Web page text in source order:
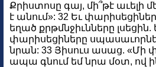
Քրիստոսը գայ, մի՞թէ
է անում»: 32 Եւ
եղած քրթմնջիւնները
փարիսեցիները
նրան: 33 Յիսուս ասաց. «Մի
ապա գնում եմ նրա մօտ, ով